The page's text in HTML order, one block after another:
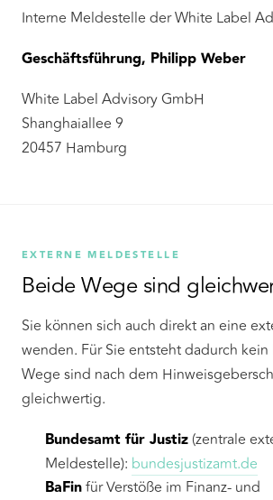
Interne Meldestelle der White Label
Geschäftsführung, Philipp Weber
White Label Advisory GmbH
Shanghaiallee 9
20457 Hamburg
EXTERNE MELDESTELLE
Beide Wege sind
Sie können sich auch direkt an eine
wenden. Für Sie entsteht dadurch
Wege sind nach dem
gleichwertig.
Bundesamt für Justiz (zentrale
Meldestelle): bundesjustizamt.de
BaFinfür Verstöße im Finanz- und